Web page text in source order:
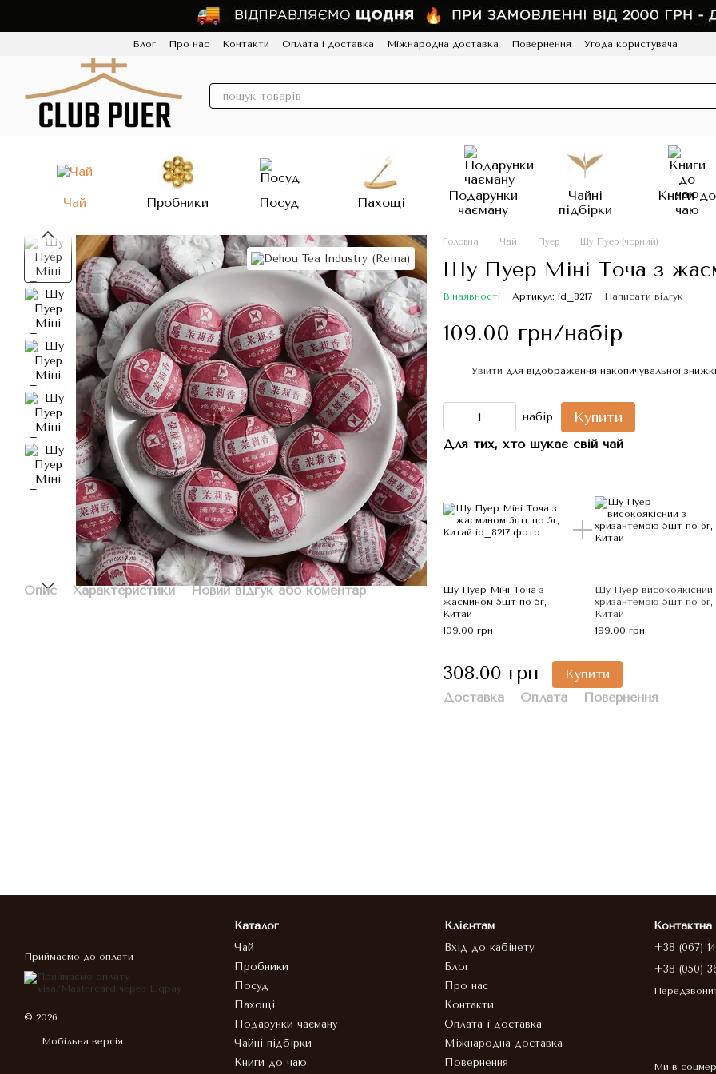
Блог Про нас Контакти Оплата і доставка Міжнародна доставка Повернення
Угода користувача
Чай Пробники Посуд Пахощі
Подарунки
чаєману
Чайні
підбірки
Книги до
чаю
Опис Характеристики Новий відгук або коментар
Головна Чай Пуер Шу Пуер (чорний)
Шу Пуер Міні Точа з
В наявності Артикул: id_8217 Написати відгук
109.00 грн/набір
Увійти для відображення накопичувальної
набір Купити
Для тих, хто шукає свій чай
Шу Пуер Міні Точа з
жасмином 5шт по 5г,
Китай
109.00 грн
Шу Пуер високоякісний
хризантемою 5шт по 6г,
Китай
199.00 грн
308.00 грн
Купити
Доставка
Оплата Повернення
Приймаємо до оплати
© 2026
Мобільна версія
Каталог
Чай
Пробники
Посуд
Пахощі
Подарунки чаєману
Чайні підбірки
Книги до чаю
Клієнтам
Вхід до кабінету
Блог
Про нас
Контакти
Оплата і доставка
Міжнародна доставка
Повернення
+38 (067)
+38 (050)
Ми в